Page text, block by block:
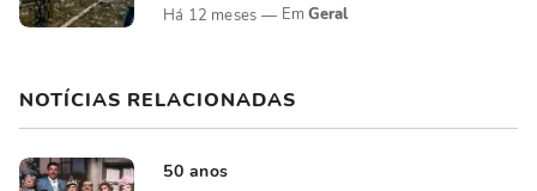
Há 12 meses Geral
NOTÍCIAS RELACIONADAS
50 anos